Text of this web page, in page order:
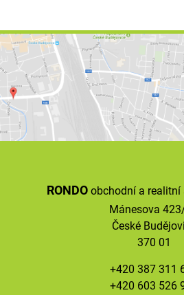
RONDOobchodní a realitní
Mánesova
České
370 01
+420 387 311
+420 603 526